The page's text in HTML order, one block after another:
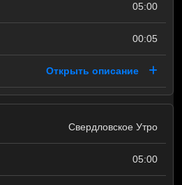
05:00
00:05
Открыть описание
Свердловское Утро
05:00